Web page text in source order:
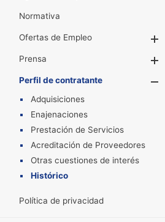
Normativa
Ofertas de Empleo
Prensa
Perfil de contratante
Adquisiciones
Enajenaciones
Prestación de Servicios
Acreditación de Proveedores
Otras cuestiones de interés
Histórico
Política de privacidad